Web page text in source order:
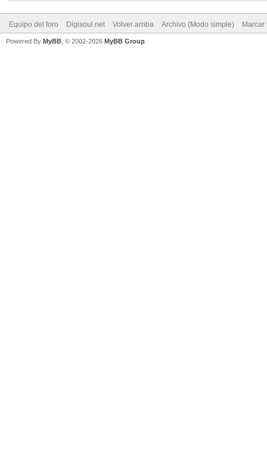
Equipo del foro Digisoul.net Volver arriba Archivo (Modo simple)
Powered By MyBB , © 2002-2026 MyBB Group